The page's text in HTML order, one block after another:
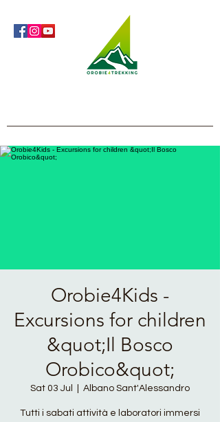
Orobie4Kids -
Excursions for children
&quot;Il Bosco
Orobico&quot;
Sat 03 Jul Albano Sant'Alessandro
Tutti i sabati attività e laboratori immersi